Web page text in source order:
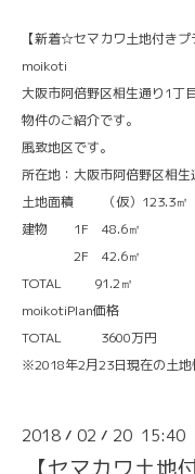
【新着☆セマカワ土地付きプ
moikoti
大阪市阿倍野区相生通り1丁
物件のご紹介です。
風致地区です。
所在地：大阪市阿倍野区相生
土地面積 （仮）123.3㎡
建物 1F 48.6㎡
2F 42.6㎡
TOTAL 91.2㎡
moikotiPlan価格
TOTAL 3600万円
※2018年2月23日現在の土地
2018 / 02 / 20 15:40
【セマカワ土地